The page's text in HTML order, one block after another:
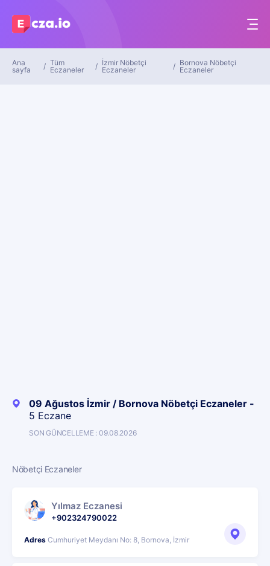
Ana
sayfa
Tüm
Eczaneler
İzmir Nöbetçi
Eczaneler
Bornova Nöbetçi
Eczaneler
09 Ağustos İzmir / Bornova Nöbetçi Eczaneler -
5 Eczane
SON GÜNCELLEME : 09.08.2026
Nöbetçi Eczaneler
Yılmaz Eczanesi
+902324790022
Adres Cumhuriyet Meydanı No: 8, Bornova, İzmir